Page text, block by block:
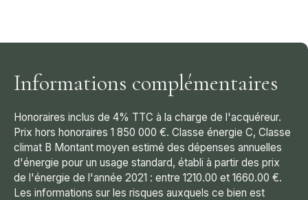
Informations complémentaires
Honoraires inclus de 4% TTC à la charge de l'acquéreur.
Prix hors honoraires 1 850 000 €. Classe énergie C, Classe
climat B Montant moyen estimé des dépenses annuelles
d'énergie pour un usage standard, établi à partir des prix
de l'énergie de l'année 2021 : entre 1210.00 et 1660.00 €.
Les informations sur les risques auxquels ce bien est